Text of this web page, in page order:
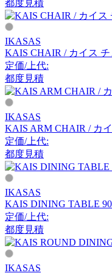
アーメット
ART WORK
アートワーク
artek
アルテック
Artemide
アルテミデ
都度見積
IKASAS
KAIS CHAIR / カイス チ
定価/上代:
都度見積
IKASAS
KAIS ARM CHAIR / カ
定価/上代:
都度見積
IKASAS
KAIS DINING TABLE
定価/上代:
都度見積
IKASAS